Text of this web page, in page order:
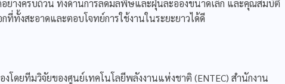
อย่างครบถ้วน ทั้งด้านการลดมลพิษและฝุ่นละอองขนาดเล็ก และคุณสมบัติ
ที่ทั้งสะอาดและตอบโจทย์การใช้งานในระยะยาวได้ดี
โดยทีมวิจัยของศูนย์เทคโนโลยีพลังงานแห่งชาติ (ENTEC) สำนักงาน